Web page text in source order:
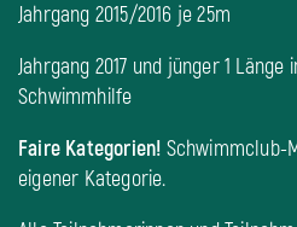
Jahrgang 2015/2016 je 25m
Jahrgang 2017 und jünger 1
Schwimmhilfe
Faire Kategorien! Schwimmclub-
eigener Kategorie.